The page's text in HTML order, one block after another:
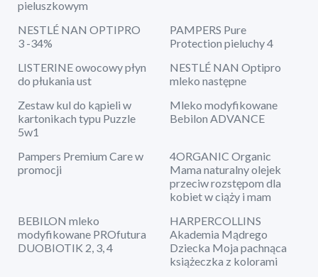
pieluszkowym
NESTLÉ NAN OPTIPRO
3 -34%
PAMPERS Pure
Protection pieluchy 4
LISTERINE owocowy płyn
do płukania ust
NESTLÉ NAN Optipro
mleko następne
Zestaw kul do kąpieli w
kartonikach typu Puzzle
5w1
Mleko modyfikowane
Bebilon ADVANCE
Pampers Premium Care w
promocji
4ORGANIC Organic
Mama naturalny olejek
przeciw rozstępom dla
kobiet w ciąży i mam
BEBILON mleko
modyfikowane PROfutura
DUOBIOTIK 2, 3, 4
HARPERCOLLINS
Akademia Mądrego
Dziecka Moja pachnąca
książeczka z kolorami